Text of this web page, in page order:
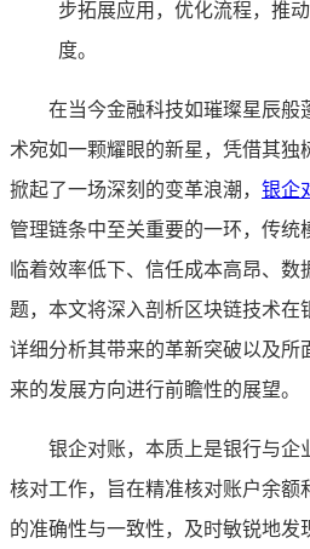
步拓展应用，优化流程，推
度。
在当今金融科技如璀璨星辰般
术宛如一颗耀眼的新星，凭借其独
掀起了一场深刻的变革浪潮， 银企
管理链条中至关重要的一环，传统
临着效率低下、信任成本高昂、数
题，本文将深入剖析区块链技术在
详细分析其带来的革新突破以及所
来的发展方向进行前瞻性的展望。
银企对账，本质上是银行与企
核对工作，旨在精准核对账户余额
的准确性与一致性，及时敏锐地发